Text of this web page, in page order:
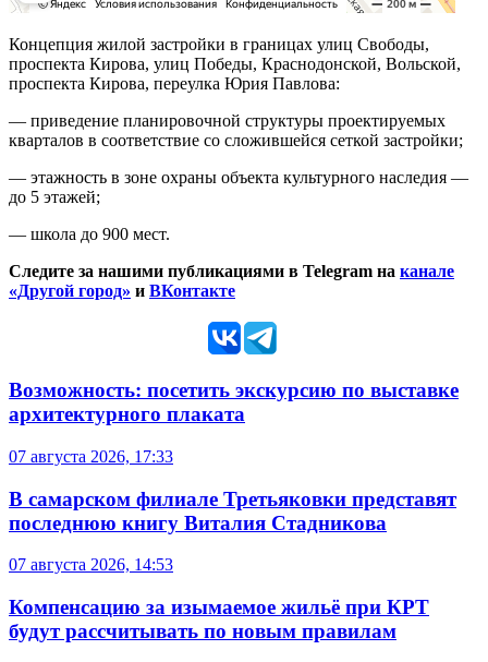
Концепция жилой застройки в границах улиц Свободы,
проспекта Кирова, улиц Победы, Краснодонской, Вольской,
проспекта Кирова, переулка Юрия Павлова:
— приведение планировочной структуры проектируемых
кварталов в соответствие со сложившейся сеткой застройки;
— этажность в зоне охраны объекта культурного наследия —
до 5 этажей;
— школа до 900 мест.
Следите за нашими публикациями в Telegram на канале
«Другой город» и ВКонтакте
Возможность: посетить экскурсию по выставке
архитектурного плаката
07 августа 2026, 17:33
В самарском филиале Третьяковки представят
последнюю книгу Виталия Стадникова
07 августа 2026, 14:53
Компенсацию за изымаемое жильё при КРТ
будут рассчитывать по новым правилам